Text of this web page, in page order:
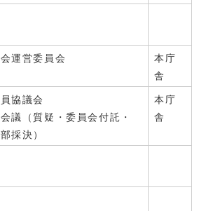
運営委員会
本庁
舎
協議会
議（質疑・委員会付託・
採決）
本庁
舎